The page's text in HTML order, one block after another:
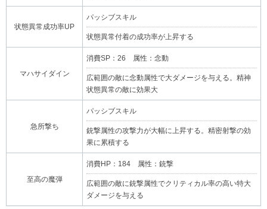
状態異常成功率UP
パッシブスキル
状態異常付着の成功率が上昇する
マハサイダイン
消費SP：26 属性：念動
広範囲の敵に念動属性で大ダメージを与える。精神
状態異常の敵に効果大
急所撃ち
パッシブスキル
銃撃属性の攻撃力が大幅に上昇する。精密射撃の効
果に累積する
至高の魔弾
消費HP：184 属性：銃撃
広範囲の敵に銃撃属性でクリティカル率の高い特大
ダメージを与える